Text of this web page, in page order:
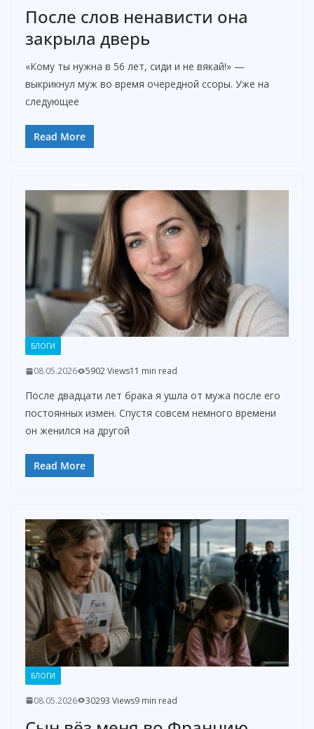
После слов ненависти она
закрыла дверь
«Кому ты нужна в 56 лет, сиди и не вякай!» —
выкрикнул муж во время очередной ссоры. Уже на
следующее
Read More
БЛОГИ
08.05.2026 5902 Views11 min read
После двадцати лет брака я ушла от мужа после его
постоянных измен. Спустя совсем немного времени
он женился на другой
Read More
БЛОГИ
08.05.2026 30293 Views9 min read